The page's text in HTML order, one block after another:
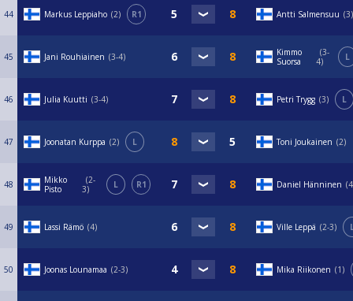
44 Markus Leppiaho 2 R1 Antti Salmensuu 3
45 Jani Rouhiainen 3-4
Kimmo
Suorsa
3-
4
L
46 Julia Kuutti 3-4 Petri Trygg 3 L
47 Joonatan Kurppa 2 L Toni Joukainen 2
48
Mikko
Pisto
2-
3
L R1 Daniel Hänninen 4
49 Lassi Rämö 4 Ville Leppä 2-3
50 Joonas Lounamaa 2-3 Mika Riikonen 1